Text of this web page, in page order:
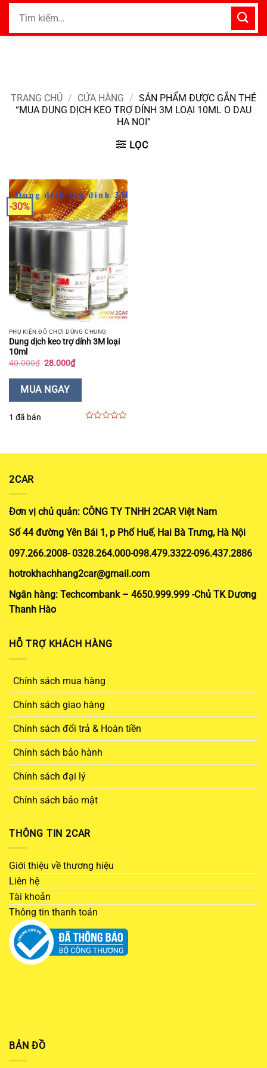
Bỏ
nội
Tìm
TRANG CHỦ / CỬA HÀNG / SẢN PHẨM ĐƯỢC GẮN THẺ
“MUA DUNG DỊCH KEO TRỢ DÍNH 3M LOẠI 10ML O DAU
HA NOI”
LỌC
-30%
PHỤ KIỆN ĐỒ CHƠI DÙNG CHUNG
Dung dịch keo trợ dính 3M loại
10ml
40.000₫ Giá
là:
40.000₫.
28.000₫Giá
hiện
tại
MUA NGAY
1 đã bán
5
2CAR
Đơn vị chủ quản: CÔNG TY TNHH 2CAR Việt Nam
Số 44 đường Yên Bái 1, p Phố Huế, Hai Bà Trưng, Hà Nội
097.266.2008- 0328.264.000-098.479.3322-096.437.2886
hotrokhachhang2car@gmail.com
Ngân hàng: Techcombank – 4650.999.999 -Chủ TK Dương
Thanh Hào
HỖ TRỢ KHÁCH HÀNG
Chính sách mua hàng
Chính sách giao hàng
Chính sách đổi trả & Hoàn tiền
Chính sách bảo hành
Chính sách đại lý
Chính sách bảo mật
THÔNG TIN 2CAR
Giới thiệu về thương hiệu
Liên hệ
Tài khoản
Thông tin thanh toán
BẢN ĐỒ